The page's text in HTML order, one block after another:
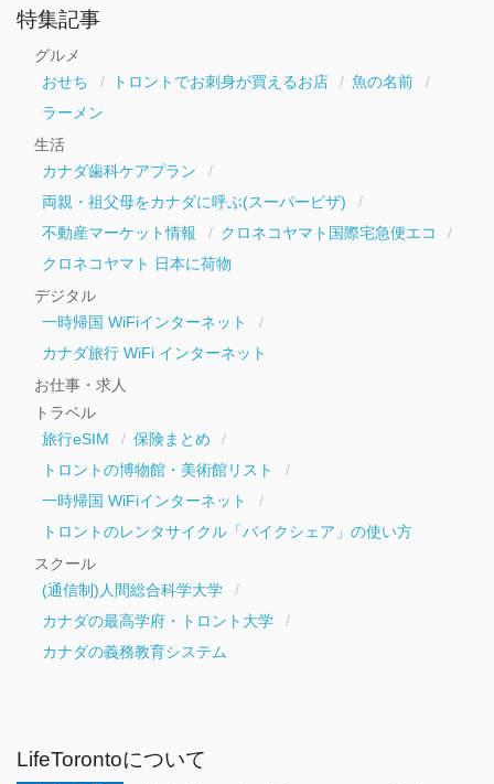
ー
カ
特集記事
グルメ
おせち
トロントでお刺身が買えるお店
魚の名前
ラーメン
生活
カナダ歯科ケアプラン
両親・祖父母をカナダに呼ぶ(スーパービザ)
不動産マーケット情報
クロネコヤマト国際宅急便エコ
クロネコヤマト 日本に荷物
デジタル
一時帰国 WiFiインターネット
カナダ旅行 WiFi インターネット
お仕事・求人
トラベル
旅行eSIM
保険まとめ
トロントの博物館・美術館リスト
一時帰国 WiFiインターネット
トロントのレンタサイクル「バイクシェア」の使い方
スクール
(通信制)人間総合科学大学
カナダの最高学府・トロント大学
カナダの義務教育システム
LifeTorontoについて